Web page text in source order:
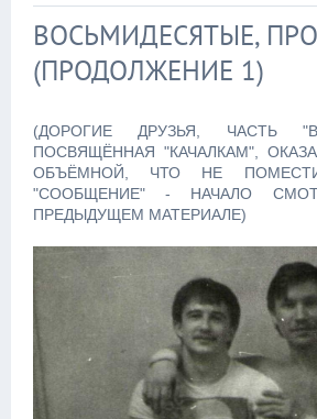
ВОСЬМИДЕСЯТЫЕ,
(ПРОДОЛЖЕНИЕ 1)
(ДОРОГИЕ ДРУЗЬЯ, ЧАСТЬ
ПОСВЯЩЁННАЯ "КАЧАЛКАМ",
ОБЪЁМНОЙ, ЧТО НЕ
"СООБЩЕНИЕ" - НАЧАЛО
ПРЕДЫДУЩЕМ МАТЕРИАЛЕ)